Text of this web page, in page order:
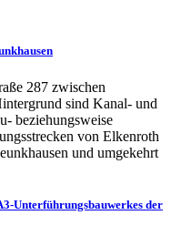
287 zwischen
sind Kanal- und
beziehungsweise
von Elkenroth
und umgekehrt
Unterführungsbauwerkes der